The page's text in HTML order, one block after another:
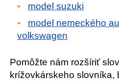
model suzuki
model nemeckého
volkswagen
Pomôžte nám rozšíriť
krížovkárskeho